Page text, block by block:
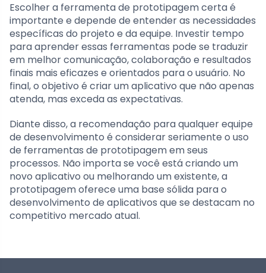
Escolher a ferramenta de prototipagem certa é
importante e depende de entender as necessidades
específicas do projeto e da equipe. Investir tempo
para aprender essas ferramentas pode se traduzir
em melhor comunicação, colaboração e resultados
finais mais eficazes e orientados para o usuário. No
final, o objetivo é criar um aplicativo que não apenas
atenda, mas exceda as expectativas.
Diante disso, a recomendação para qualquer equipe
de desenvolvimento é considerar seriamente o uso
de ferramentas de prototipagem em seus
processos. Não importa se você está criando um
novo aplicativo ou melhorando um existente, a
prototipagem oferece uma base sólida para o
desenvolvimento de aplicativos que se destacam no
competitivo mercado atual.